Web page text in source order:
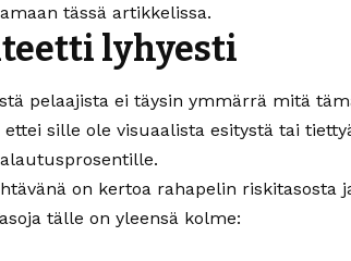
tässä artikkelissa.
lyhyesti
pelaajista ei täysin ymmärrä mitä
ettei sille ole visuaalista esitystä tai
on kertoa rahapelin riskitasosta
tälle on yleensä kolme: